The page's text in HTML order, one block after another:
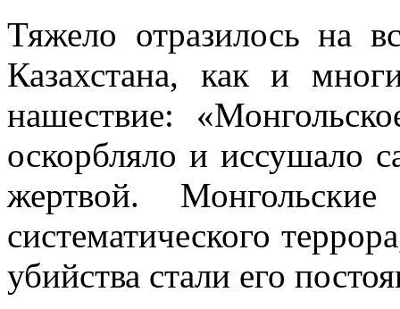
Тяжело отразилось на
Казахстана, как и
нашествие:
оскорбляло и иссушало
жертвой.
систематического
убийства стали его